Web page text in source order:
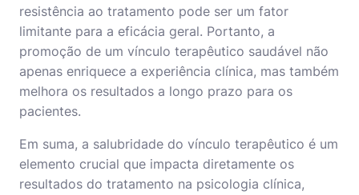
resistência ao tratamento pode ser um fator
limitante para a eficácia geral. Portanto, a
promoção de um vínculo terapêutico saudável não
apenas enriquece a experiência clínica, mas também
melhora os resultados a longo prazo para os
pacientes.
Em suma, a salubridade do vínculo terapêutico é um
elemento crucial que impacta diretamente os
resultados do tratamento na psicologia clínica,